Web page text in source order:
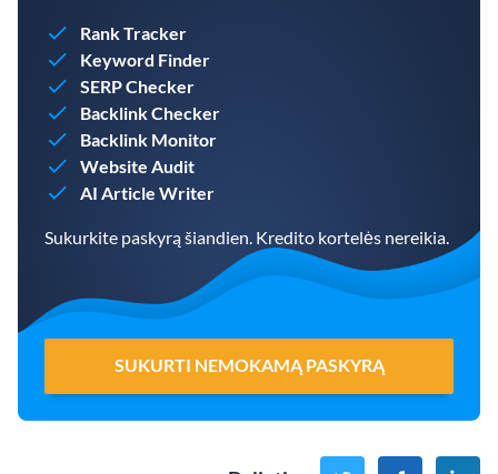
Rank Tracker
Keyword Finder
SERP Checker
Backlink Checker
Backlink Monitor
Website Audit
AI Article Writer
Sukurkite paskyrą šiandien. Kredito kortelės nereikia.
SUKURTI NEMOKAMĄ PASKYRĄ